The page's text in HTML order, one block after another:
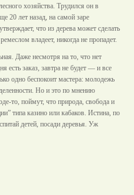
хозяйства. Трудился он в
20 лет назад, на самой заре
что из дерева может сделать
владеет, никогда не пропадет.
Даже несмотря на то, что нет
есть заказ, завтра не будет — и все
одно беспокоит мастера: молодежь
Но и это по мнению
то, поймут, что природа, свобода и
типа казино или кабаков. Истина, по
детей, посади деревья. Уж